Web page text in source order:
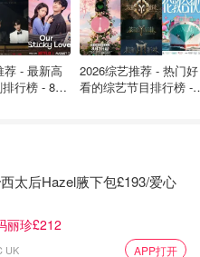
像什么玛丽珍啥的，我自
香！很多鞋子不仅好看而且
好看和好穿的鞋子的～
荐 - 最新高
行榜 - 8月
2026综艺推荐 - 热门好
看的综艺节目排行榜 -
太后Hazel腋下包£193/爱心
丽珍£212
UK APP打开